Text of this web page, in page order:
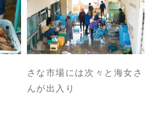
さな市場には次々と海女さ
んが出入り